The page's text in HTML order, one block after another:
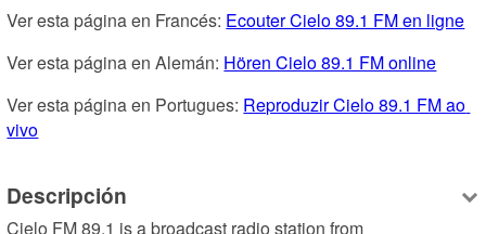
Ver esta página en Francés: Ecouter Cielo 89.1 FM en ligne
Ver esta página en Alemán: Hören Cielo 89.1 FM online
Ver esta página en Portugues: Reproduzir Cielo 89.1 FM ao
vivo
Descripción
Cielo FM 89.1 is a broadcast radio station from ​​